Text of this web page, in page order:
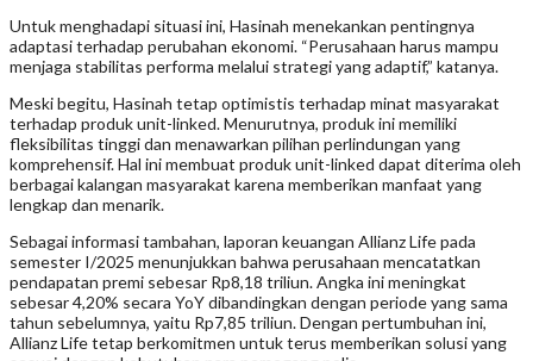
Untuk menghadapi situasi ini, Hasinah menekankan pentingnya
adaptasi terhadap perubahan ekonomi. “Perusahaan harus mampu
menjaga stabilitas performa melalui strategi yang adaptif,” katanya.
Meski begitu, Hasinah tetap optimistis terhadap minat masyarakat
terhadap produk unit-linked. Menurutnya, produk ini memiliki
fleksibilitas tinggi dan menawarkan pilihan perlindungan yang
komprehensif. Hal ini membuat produk unit-linked dapat diterima oleh
berbagai kalangan masyarakat karena memberikan manfaat yang
lengkap dan menarik.
Sebagai informasi tambahan, laporan keuangan Allianz Life pada
semester I/2025 menunjukkan bahwa perusahaan mencatatkan
pendapatan premi sebesar Rp8,18 triliun. Angka ini meningkat
sebesar 4,20% secara YoY dibandingkan dengan periode yang sama
tahun sebelumnya, yaitu Rp7,85 triliun. Dengan pertumbuhan ini,
Allianz Life tetap berkomitmen untuk terus memberikan solusi yang